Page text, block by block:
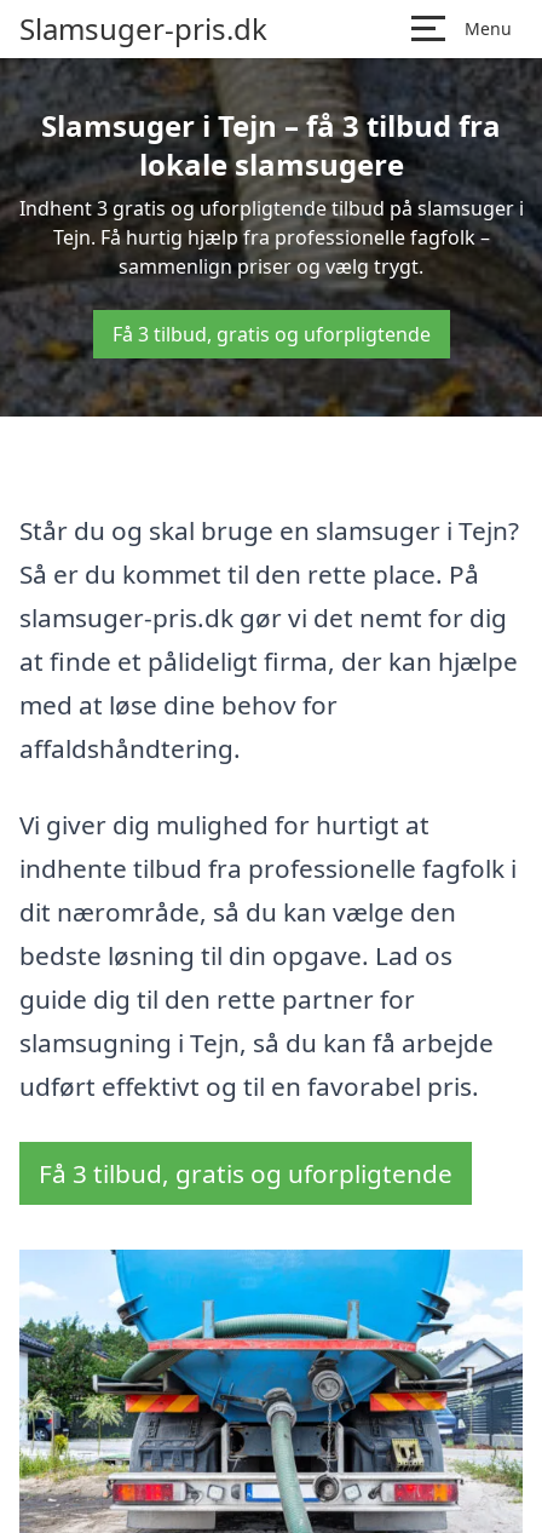
Slamsuger-pris.dk Menu
Slamsuger i Tejn – få 3 tilbud fra
lokale slamsugere
Indhent 3 gratis og uforpligtende tilbud på slamsuger i
Tejn. Få hurtig hjælp fra professionelle fagfolk –
sammenlign priser og vælg trygt.
Få 3 tilbud, gratis og uforpligtende
Står du og skal bruge en slamsuger i Tejn?
Så er du kommet til den rette place. På
slamsuger-pris.dk gør vi det nemt for dig
at finde et pålideligt firma, der kan hjælpe
med at løse dine behov for
affaldshåndtering.
Vi giver dig mulighed for hurtigt at
indhente tilbud fra professionelle fagfolk i
dit nærområde, så du kan vælge den
bedste løsning til din opgave. Lad os
guide dig til den rette partner for
slamsugning i Tejn, så du kan få arbejde
udført effektivt og til en favorabel pris.
Få 3 tilbud, gratis og uforpligtende